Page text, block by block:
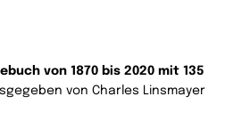
von 1870 bis 2020 mit 135
von Charles Linsmayer